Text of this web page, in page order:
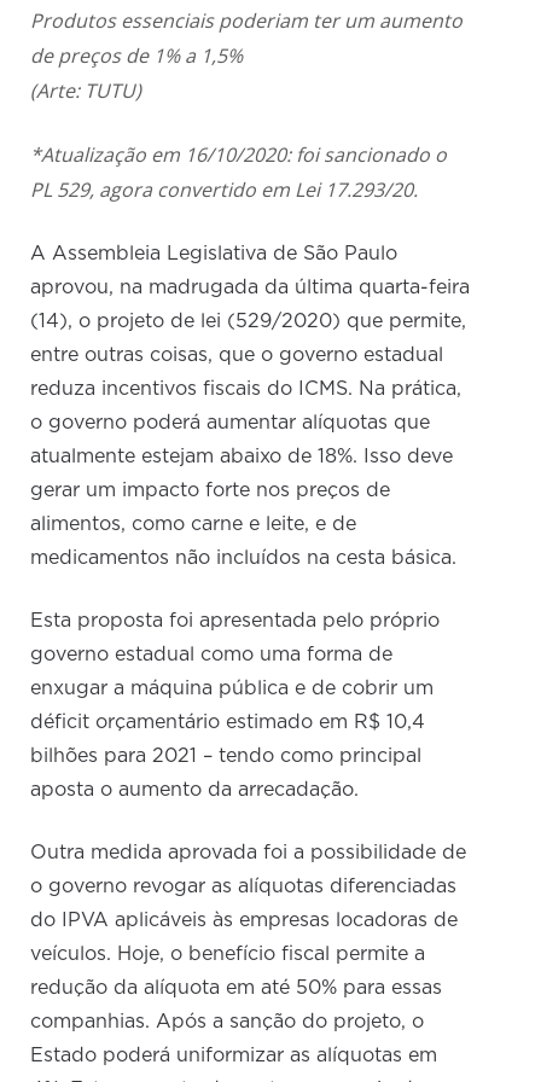
Produtos essenciais poderiam ter um aumento
de preços de 1% a 1,5%
(Arte: TUTU)
*Atualização em 16/10/2020: foi sancionado o
PL 529, agora convertido em Lei 17.293/20.
A Assembleia Legislativa de São Paulo
aprovou, na madrugada da última quarta-feira
(14), o projeto de lei (529/2020) que permite,
entre outras coisas, que o governo estadual
reduza incentivos fiscais do ICMS. Na prática,
o governo poderá aumentar alíquotas que
atualmente estejam abaixo de 18%. Isso deve
gerar um impacto forte nos preços de
alimentos, como carne e leite, e de
medicamentos não incluídos na cesta básica.
Esta proposta foi apresentada pelo próprio
governo estadual como uma forma de
enxugar a máquina pública e de cobrir um
déficit orçamentário estimado em R$ 10,4
bilhões para 2021 – tendo como principal
aposta o aumento da arrecadação.
Outra medida aprovada foi a possibilidade de
o governo revogar as alíquotas diferenciadas
do IPVA aplicáveis às empresas locadoras de
veículos. Hoje, o benefício fiscal permite a
redução da alíquota em até 50% para essas
companhias. Após a sanção do projeto, o
Estado poderá uniformizar as alíquotas em